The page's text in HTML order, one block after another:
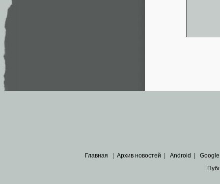
Главная Архив новостей Android Google